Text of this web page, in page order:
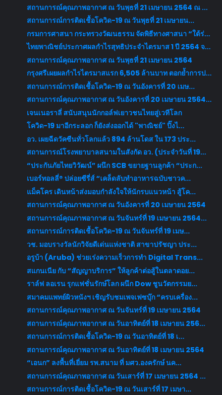
สถานการณ์คุณภาพอากาศ ณ วันพุธที่ 21 เมษายน 2564 ณ ...
สถานการณ์การติดเชื้อโควิด-19 ณ วันพุธที่ 21 เมษายน...
กรมการศาสนา กระทรวงวัฒนธรรม จัดพิธีทางศาสนา “ใต้ร่...
ไทยพาณิชย์ประกาศผลกำไรสุทธิประจำไตรมาส 1 ปี 2564 จ...
สถานการณ์คุณภาพอากาศ ณ วันพุธที่ 21 เมษายน 2564
กรุงศรีเผยผลกำไรไตรมาสแรก 6,505 ล้านบาท ตอกย้ำการป...
สถานการณ์การติดเชื้อโควิด-19 ณ วันอังคารที่ 20 เมษ...
สถานการณ์คุณภาพอากาศ ณ วันอังคารที่ 20 เมษายน 2564...
เจนเนอราลี่ สนับสนุนนักกอล์ฟเยาวชนไทยสู่เวทีโลก
โควิด-19 มาอีกระลอก ก็ยังส่งออกได้ "พาณิชย์" ปิ๊งไ...
อว. เผยฉีดวัคซีนทั่วโลกแล้ว 894 ล้านโดส ใน 173 ประ...
สถานการณ์โรงพยาบาลสนามในสังกัด อว. (ประจำวันที่ 19...
“ประกันภัยไทยวิวัฒน์” ผนึก SCB ขยายฐานลูกค้า “ประก...
เบอร์ทอลลี่® ปล่อยซีรี่ส์ “เคล็ดลับทำอาหารฉบับชาวค...
แม็คโคร เดินหน้าส่งมอบกำลังใจให้นักรบแนวหน้า สู้โค...
สถานการณ์คุณภาพอากาศ ณ วันอังคารที่ 20 เมษายน 2564
สถานการณ์คุณภาพอากาศ ณ วันจันทร์ที่ 19 เมษายน 2564...
สถานการณ์การติดเชื้อโควิด-19 ณ วันจันทร์ที่ 19 เมษ...
วช. มอบรางวัลนักวิจัยดีเด่นแห่งชาติ สาขาปรัชญา ประ...
อรูบ้า (Aruba) ช่วยเร่งความเร็วการทำ Digital Trans...
สแกนเนีย กับ “สัญญาบริการ” ให้ลูกค้าต่อสู้ในตลาดอย...
ราล์ฟ ลอเรน รุกแฟชั่นรักษ์โลก ผนึก Dow ชูนวัตกรรมย...
สมาคมแพทย์ผิวหนังฯ เชิญรับชมเพจเฟซบุ๊ก “ครบเครื่อง...
สถานการณ์คุณภาพอากาศ ณ วันจันทร์ที่ 19 เมษายน 2564
สถานการณ์คุณภาพอากาศ ณ วันอาทิตย์ที่ 18 เมษายน 256...
สถานการณ์การติดเชื้อโควิด-19 ณ วันอาทิตย์ที่ 18 เ...
สถานการณ์คุณภาพอากาศ ณ วันอาทิตย์ที่ 18 เมษายน 2564
“เอนก” ลงพื้นที่เยี่ยม รพ.สนาม ที่ มศว.องครักษ์ นค...
สถานการณ์คุณภาพอากาศ ณ วันเสาร์ที่ 17 เมษายน 2564 ...
สถานการณ์การติดเชื้อโควิด-19 ณ วันเสาร์ที่ 17 เมษา...